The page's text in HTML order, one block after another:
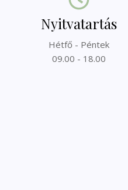
Nyitvatartás
Hétfő - Péntek
09.00 - 18.00